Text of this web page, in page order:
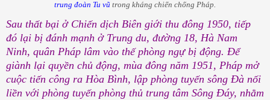
trung đoàn Tu vũ trong kháng chiến chống Pháp.
Sau thất bại ở Chiến dịch Biên giới thu đông 1950, tiếp
đó lại bị đánh mạnh ở Trung du, đường 18, Hà Nam
Ninh, quân Pháp lâm vào thế phòng ngự bị động. Để
giành lại quyền chủ động, mùa đông năm 1951, Pháp mở
cuộc tiến công ra Hòa Bình, lập phòng tuyến sông Đà nối
liền với phòng tuyến phòng thủ trung tâm Sông Đáy, nhằm